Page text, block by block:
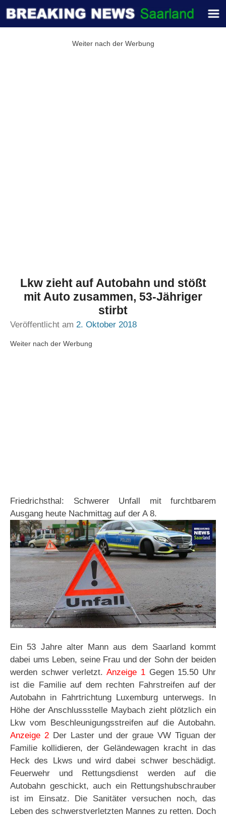
Weiter nach der Werbung
Lkw zieht auf Autobahn und stößt
mit Auto zusammen, 53-Jähriger
stirbt
Veröffentlicht am 2. Oktober 2018
Weiter nach der Werbung
Friedrichsthal: Schwerer Unfall mit furchtbarem
Ausgang heute Nachmittag auf der A 8.
Ein 53 Jahre alter Mann aus dem Saarland kommt
dabei ums Leben, seine Frau und der Sohn der beiden
werden schwer verletzt.Anzeige 1Gegen 15.50 Uhr
ist die Familie auf dem rechten Fahrstreifen auf der
Autobahn in Fahrtrichtung Luxemburg unterwegs. In
Höhe der Anschlussstelle Maybach zieht plötzlich ein
Lkw vom Beschleunigungsstreifen auf die Autobahn.
Anzeige 2 Der Laster und der graue VW Tiguan der
Familie kollidieren, der Geländewagen kracht in das
Heck des Lkws und wird dabei schwer beschädigt.
Feuerwehr und Rettungsdienst werden auf die
Autobahn geschickt, auch ein Rettungshubschrauber
ist im Einsatz. Die Sanitäter versuchen noch, das
Leben des schwerstverletzten Mannes zu retten. Doch